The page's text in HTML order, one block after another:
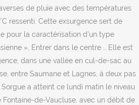
de pluie avec des températures
ressenti. Cette exsurgence sert de
pour la caractérisation d'un type
». Entrer dans le centre … Elle est
dans une vallée en cul-de-sac au
entre Saumane et Lagnes, à deux pas
a atteint ce lundi matin le niveau
Fontaine-de-Vaucluse, avec un débit de